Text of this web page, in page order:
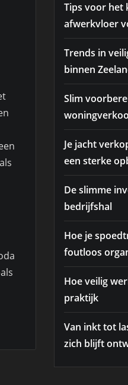
Tips voor het
afwerkvloer
Trends in
binnen
Slim
Je jacht
een sterke
De slimme
bedrijfshal
Hoe je
foutloos
Hoe veilig
praktijk
Van inkt tot
zich blijft